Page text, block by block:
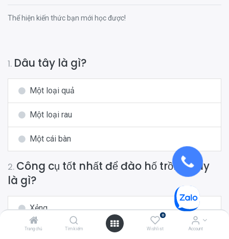
Trang chủ Tìm kiếm
0
Wishlist Account
Thể hiện kiến thức bạn mới học được!
1. Dâu tây là gì?
Một loại quả
Một loại rau
Một cái bàn
2. Công cụ tốt nhất để đào hố trồng cây
là gì?
Xẻng
Thìa